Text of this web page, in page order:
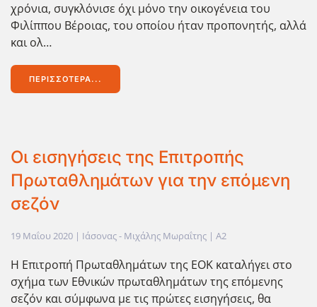
χρόνια, συγκλόνισε όχι μόνο την οικογένεια του
Φιλίππου Βέροιας, του οποίου ήταν προπονητής, αλλά
και ολ…
ΠΕΡΙΣΣΌΤΕΡΑ...
Οι εισηγήσεις της Επιτροπής
Πρωταθλημάτων για την επόμενη
σεζόν
19 Μαΐου 2020 | Ιάσονας - Μιχάλης Μωραΐτης | A2
Η Επιτροπή Πρωταθλημάτων της ΕΟΚ καταλήγει στο
σχήμα των Εθνικών πρωταθλημάτων της επόμενης
σεζόν και σύμφωνα με τις πρώτες εισηγήσεις, θα